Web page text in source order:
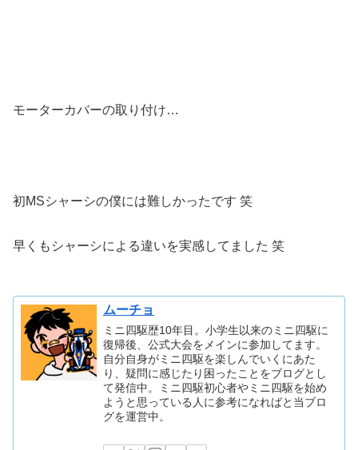
モーターカバーの取り付け…
初MSシャーシの僕には難しかったです 笑
早くもシャーシによる違いを実感してました 笑
ムーチョ
ミニ四駆歴10年目。小学生以来のミニ四駆に
復帰後、公式大会をメインに参加してます。
自分自身がミニ四駆を楽しんでいくにあた
り、疑問に感じたり困ったことをブログとし
て発信中。ミニ四駆初心者やミニ四駆を始め
ようと思っている人に参考になればと当ブロ
グを運営中。